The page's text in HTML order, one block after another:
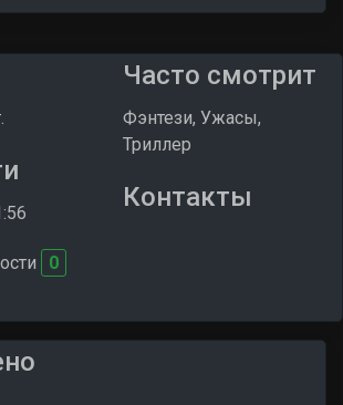
0
Часто смотрит
Фэнтези, Ужасы,
Триллер
Контакты